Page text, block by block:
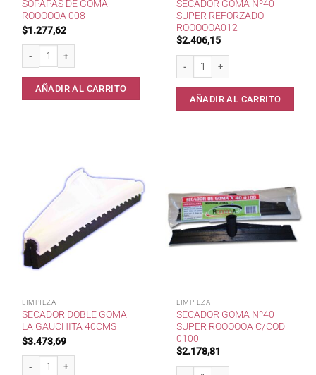
SOPAPAS DE GOMA
ROOOOOA 008
$1.277,62
Sopapas de goma RoooooA 008 cantidad
AÑADIR AL CARRITO
SECADOR GOMA Nº40
SUPER REFORZADO
ROOOOOA012
$2.406,15
AÑADIR AL CARRITO
LIMPIEZA
SECADOR DOBLE GOMA
LA GAUCHITA 40CMS
$3.473,69
Secador doble goma La Gauchita 40cms cantidad
LIMPIEZA
SECADOR GOMA Nº40
SUPER ROOOOOA C/COD
0100
$2.178,81